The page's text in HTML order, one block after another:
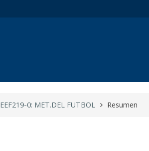
EEF219-0: MET.DEL FUTBOL Resumen